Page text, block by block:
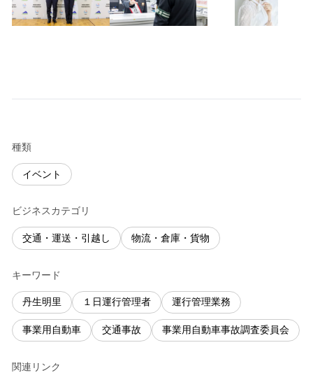
種類
イベント
ビジネスカテゴリ
交通・運送・引越し 物流・倉庫・貨物
キーワード
丹生明里 １日運行管理者 運行管理業務
事業用自動車 交通事故 事業用自動車事故調査委員会
関連リンク